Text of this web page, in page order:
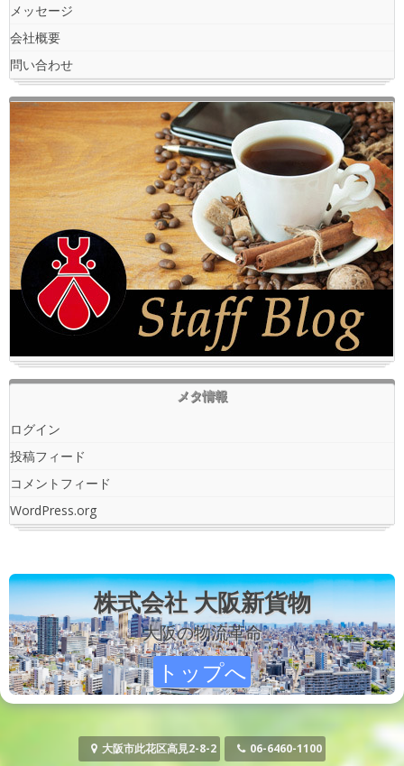
メッセージ
会社概要
問い合わせ
メタ情報
ログイン
投稿フィード
コメントフィード
WordPress.org
株式会社 大阪新貨物
大阪の物流革命
トップへ
大阪市此花区高見2-8-2 06-6460-1100